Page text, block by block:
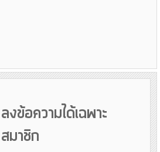
ลงข้อความได้เฉพาะ
สมาชิก